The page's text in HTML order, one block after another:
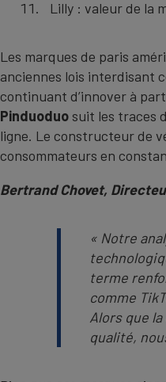
Lilly : valeur de la
Les marques de paris
anciennes lois interdisant
continuant d’innover à
Pinduoduo suit les traces
ligne. Le constructeur de
consommateurs en
Bertrand Chovet,
« Notre
terme
comme
Alors que
qualité,